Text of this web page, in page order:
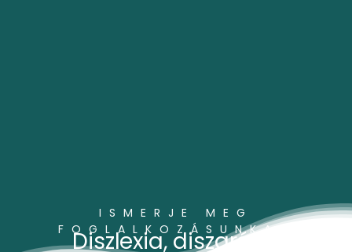
ISMERJE MEG
FOGLALKOZÁSUNKAT
Diszlexia, diszgráfia